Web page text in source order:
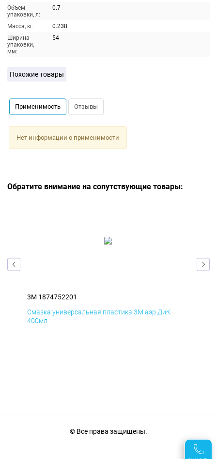
Объем
упаковки, л:
0.7
Масса, кг:
0.238
Ширина
упаковки,
мм:
54
Похожие товары
Применимость Отзывы
Нет информации о применимости
Обратите внимание на сопутствующие товары:
3M 1874752201
Смазка универсальная пластика 3M аэр ДиК
400мл
© Все права защищены.